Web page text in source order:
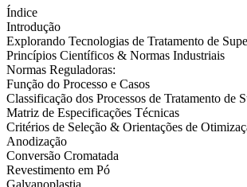
Índice
Introdução
Explorando Tecnologias de Tratamento de
Princípios Científicos & Normas Industriais
Normas Reguladoras:
Função do Processo e Casos
Classificação dos Processos de Tratamento de
Matriz de Especificações Técnicas
Critérios de Seleção & Orientações de
Anodização
Conversão Cromatada
Revestimento em Pó
Galvanoplastia